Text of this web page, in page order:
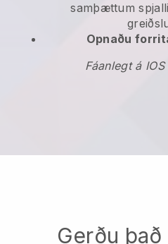
samþættum
Opnaðu
Fáanlegt á
Gerðu